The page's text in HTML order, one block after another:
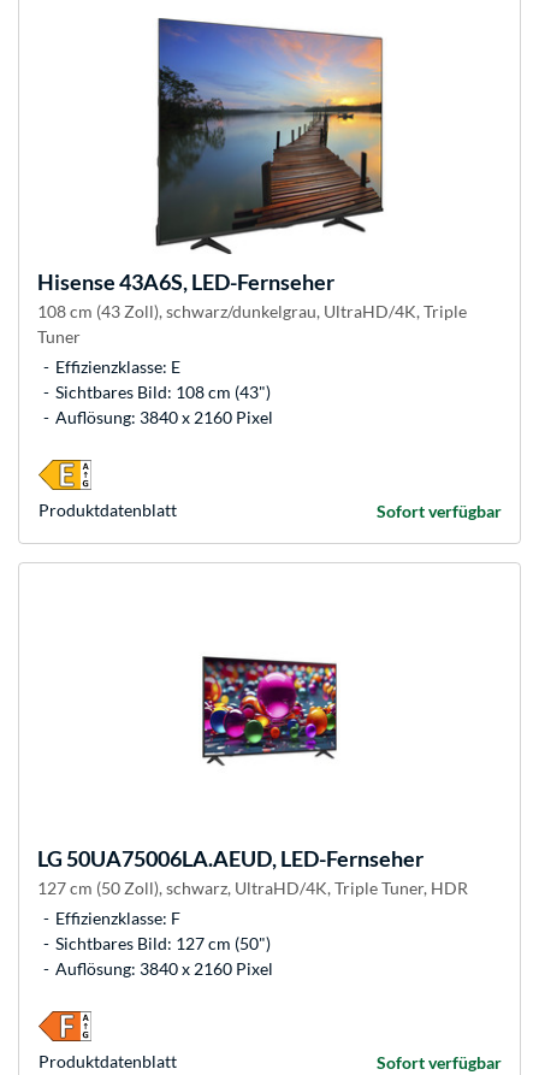
Hisense43A6S, LED-Fernseher
108 cm (43 Zoll), schwarz/dunkelgrau, UltraHD/4K, Triple
Tuner
Effizienzklasse: E
Sichtbares Bild: 108 cm (43")
Auflösung: 3840 x 2160 Pixel
Sofort verfügbar
Produkt­datenblatt
LG50UA75006LA.AEUD, LED-Fernseher
127 cm (50 Zoll), schwarz, UltraHD/4K, Triple Tuner, HDR
Effizienzklasse: F
Sichtbares Bild: 127 cm (50")
Auflösung: 3840 x 2160 Pixel
Sofort verfügbar
Produkt­datenblatt